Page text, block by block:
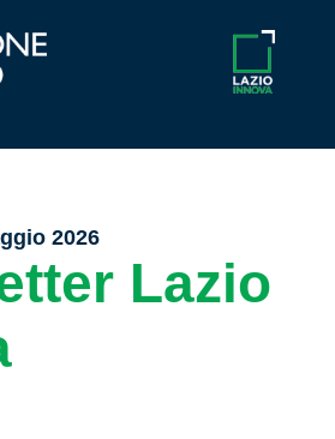
2026
Lazio